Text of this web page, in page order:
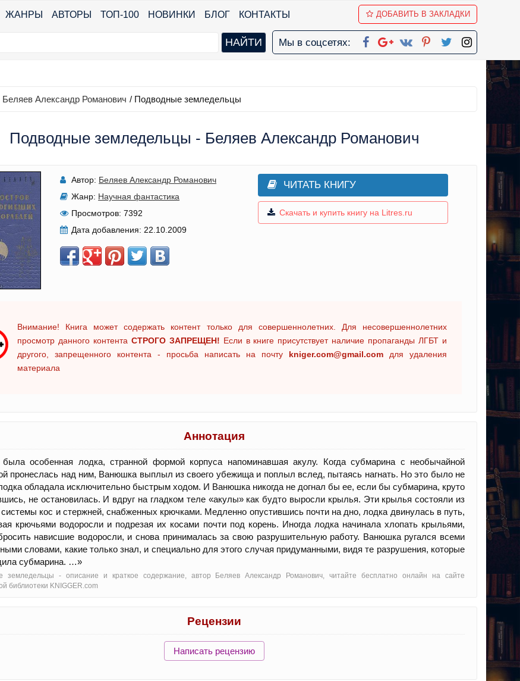
ЖАНРЫ АВТОРЫ ТОП-100 НОВИНКИ БЛОГ КОНТАКТЫ ДОБАВИТЬ В ЗАКЛАДКИ
Мы в соцсетях:
Беляев Александр Романович / Подводные земледельцы
Подводные земледельцы - Беляев Александр Романович
Автор: Беляев Александр Романович
Жанр: Научная фантастика
Просмотров: 7392
Дата добавления: 22.10.2009
ЧИТАТЬ КНИГУ
Скачать и купить книгу на Litres.ru
Внимание! Книга может содержать контент только для совершеннолетних. Для несовершеннолетних
просмотр данного контента СТРОГО ЗАПРЕЩЕН! Если в книге присутствует наличие пропаганды ЛГБТ и
другого, запрещенного контента - просьба написать на почту kniger.com@gmail.com для удаления
материала
Аннотация
особенная лодка, странной формой корпуса напоминавшая акулу. Когда субмарина с необычайной
пронеслась над ним, Ванюшка выплыл из своего убежища и поплыл вслед, пытаясь нагнать. Но это было не
обладала исключительно быстрым ходом. И Ванюшка никогда не догнал бы ее, если бы субмарина, круто
не остановилась. И вдруг на гладком теле «акулы» как будто выросли крылья. Эти крылья состояли из
кос и стержней, снабженных крючками. Медленно опустившись почти на дно, лодка двинулась в путь,
крючьями водоросли и подрезая их косами почти под корень. Иногда лодка начинала хлопать крыльями,
нависшие водоросли, и снова принималась за свою разрушительную работу. Ванюшка ругался всеми
словами, какие только знал, и специально для этого случая придуманными, видя те разрушения, которые
субмарина. …»
земледельцы - oписание и краткое содержание, автор Беляев Александр Романович, читайте бесплатно онлайн на сайте
библиотеки KNIGGER.com
Рецензии
Написать рецензию